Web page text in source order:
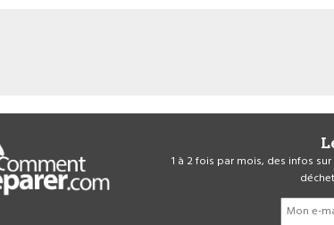
1 à 2 fois par mois, des infos